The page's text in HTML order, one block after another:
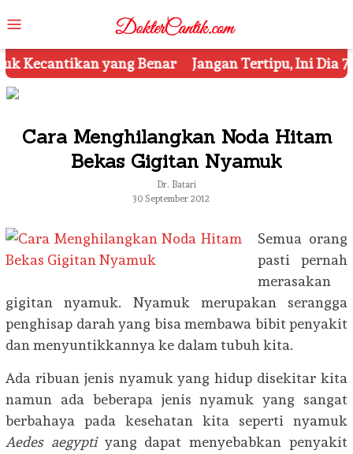
to
contentMenu
Jangan Tertipu, Ini Dia 7 Tips Mengetahui
Cara Menghilangkan Noda Hitam
Bekas Gigitan Nyamuk
Dr. Batari
30 September 2012
Semua orang
pasti pernah
merasakan
gigitan nyamuk. Nyamuk merupakan serangga
penghisap darah yang bisa membawa bibit penyakit
dan menyuntikkannya ke dalam tubuh kita.
Ada ribuan jenis nyamuk yang hidup disekitar kita
namun ada beberapa jenis nyamuk yang sangat
berbahaya pada kesehatan kita seperti nyamuk
Aedes aegyptiyang dapat menyebabkan penyakit